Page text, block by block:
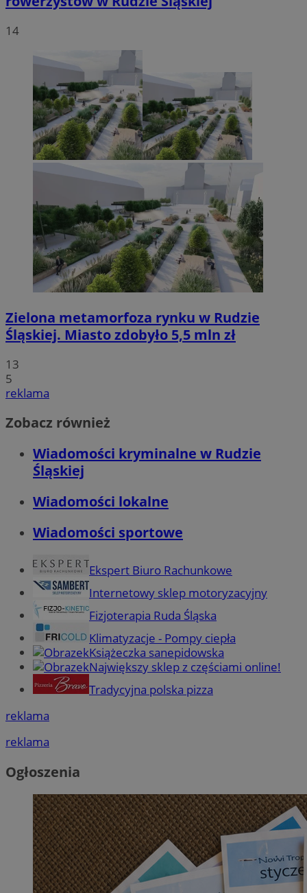
14
Zielona metamorfoza rynku w Rudzie
Śląskiej. Miasto zdobyło 5,5 mln zł
13
5
reklama
Zobacz również
Wiadomości kryminalne w Rudzie
Śląskiej
Wiadomości lokalne
Wiadomości sportowe
Ekspert Biuro Rachunkowe
Internetowy sklep motoryzacyjny
Fizjoterapia Ruda Śląska
Klimatyzacje - Pompy ciepła
Książeczka sanepidowska
Największy sklep z częściami online!
Tradycyjna polska pizza
reklama
reklama
Ogłoszenia